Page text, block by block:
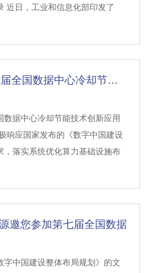
近日，工业和信息化部印发了
华奕新能源协办第七届全国数据中心冷却节能技
据中心冷却节能技术创新应用
响应国家发布的《数字中国建设
，落实系统优化算力基础设施布
邀您参加第七届全国数据
字中国建设整体布局规划》的文